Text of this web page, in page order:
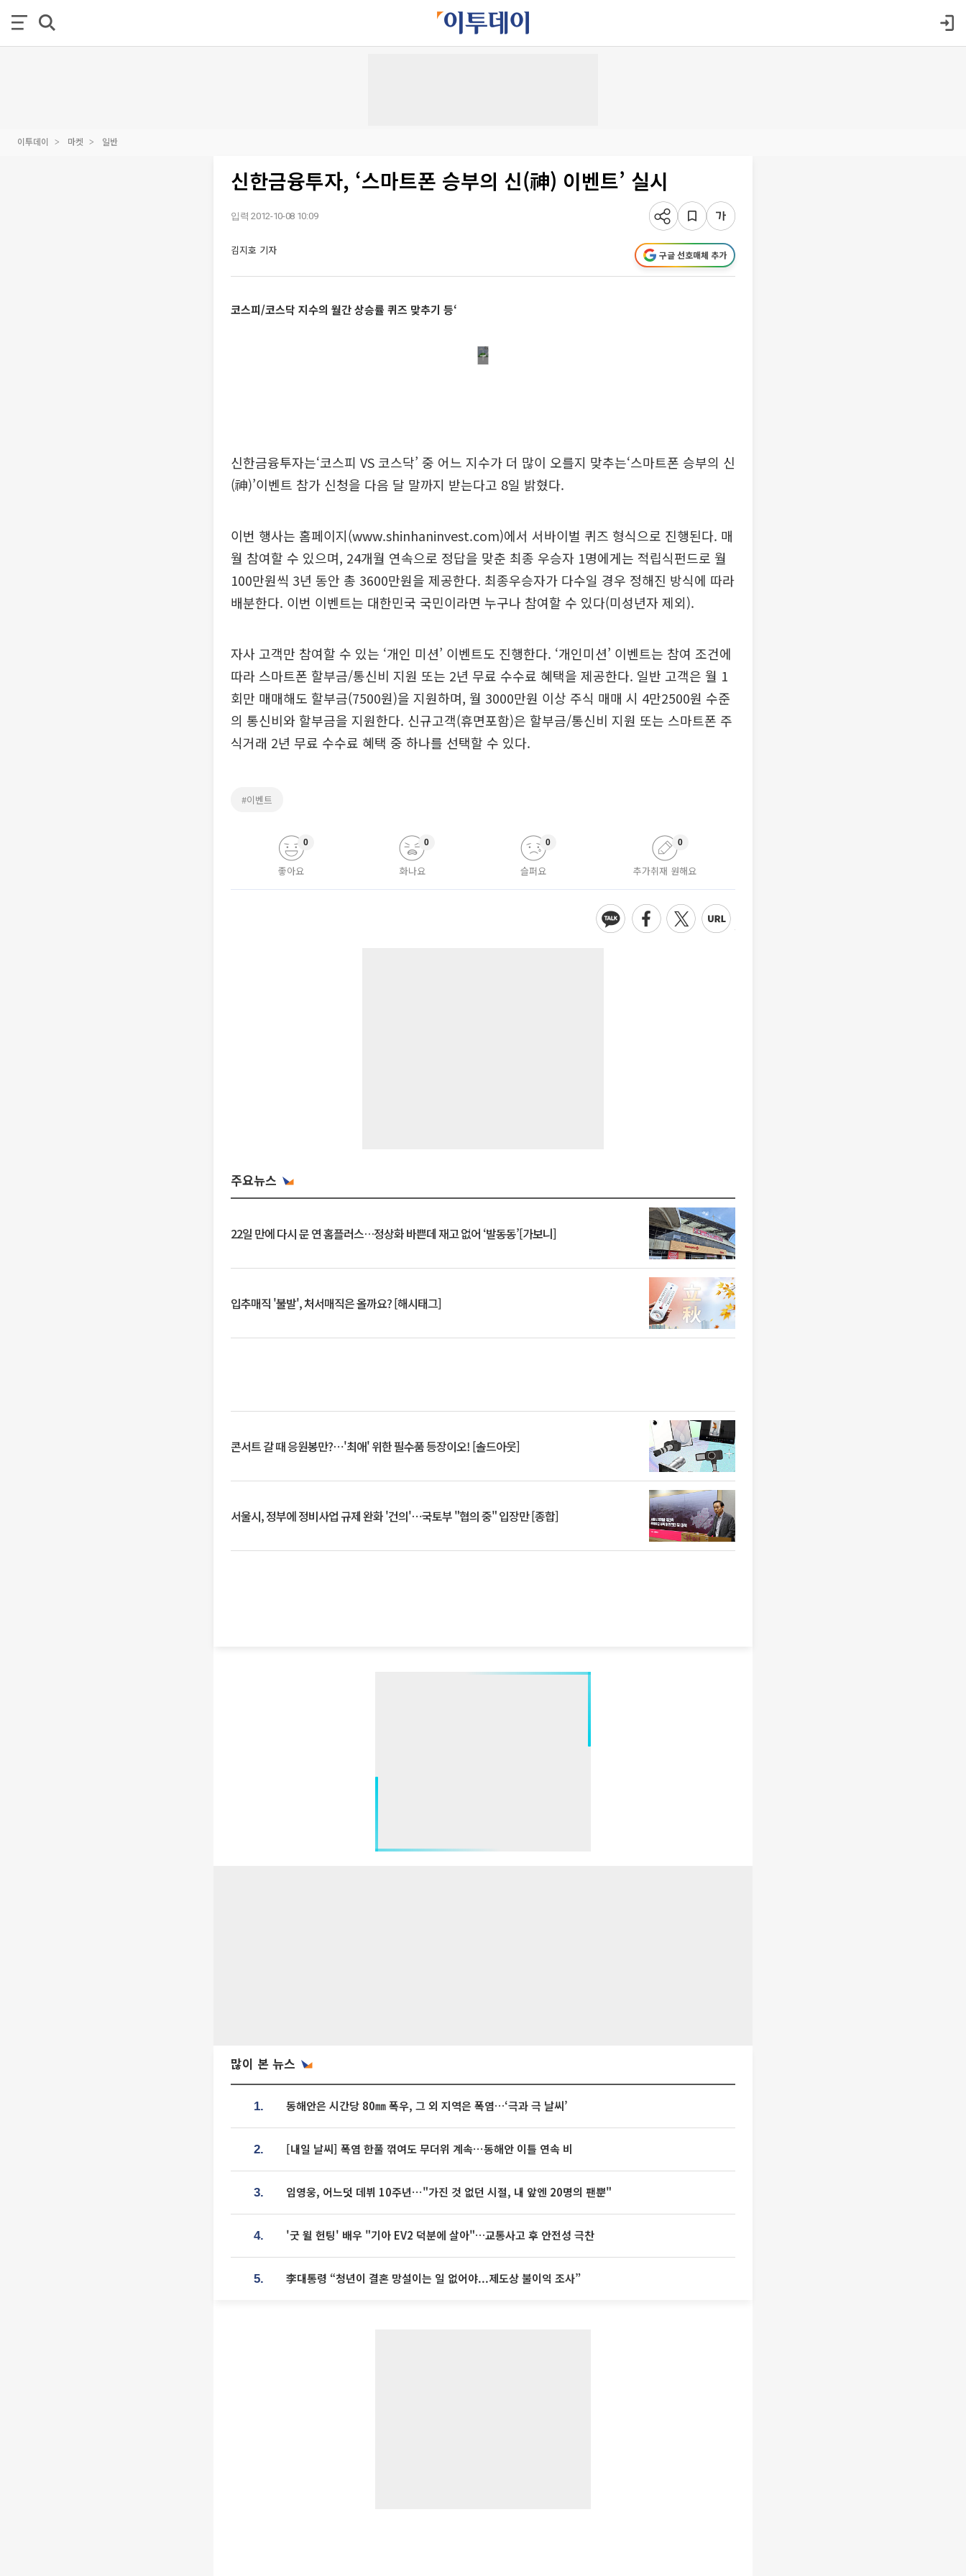
이투데이 마켓 일반
신한금융투자, ‘스마트폰 승부의 신(神) 이벤트’ 실시
입력 2012-10-08 10:09
김지호 기자 구글 선호매체 추가
코스피/코스닥 지수의 월간 상승률 퀴즈 맞추기 등‘
신한금융투자는‘코스피 VS 코스닥’ 중 어느 지수가 더 많이 오를지 맞추는‘스마트폰 승부의 신
(神)’이벤트 참가 신청을 다음 달 말까지 받는다고 8일 밝혔다.
이번 행사는 홈페이지(www.shinhaninvest.com)에서 서바이벌 퀴즈 형식으로 진행된다. 매
월 참여할 수 있으며, 24개월 연속으로 정답을 맞춘 최종 우승자 1명에게는 적립식펀드로 월
100만원씩 3년 동안 총 3600만원을 제공한다. 최종우승자가 다수일 경우 정해진 방식에 따라
배분한다. 이번 이벤트는 대한민국 국민이라면 누구나 참여할 수 있다(미성년자 제외).
자사 고객만 참여할 수 있는 ‘개인 미션’ 이벤트도 진행한다. ‘개인미션’ 이벤트는 참여 조건에
따라 스마트폰 할부금/통신비 지원 또는 2년 무료 수수료 혜택을 제공한다. 일반 고객은 월 1
회만 매매해도 할부금(7500원)을 지원하며, 월 3000만원 이상 주식 매매 시 4만2500원 수준
의 통신비와 할부금을 지원한다. 신규고객(휴면포함)은 할부금/통신비 지원 또는 스마트폰 주
식거래 2년 무료 수수료 혜택 중 하나를 선택할 수 있다.
#이벤트
좋아요
0
화나요
0
슬퍼요
0
추가취재 원해요
0
주요뉴스
22일 만에 다시 문 연 홈플러스…정상화 바쁜데 재고 없어 ‘발동동’[가보니]
입추매직 '불발', 처서매직은 올까요? [해시태그]
콘서트 갈 때 응원봉만?⋯'최애' 위한 필수품 등장이오! [솔드아웃]
서울시, 정부에 정비사업 규제 완화 '건의'⋯국토부 "협의 중" 입장만 [종합]
많이 본 뉴스
1. 동해안은 시간당 80㎜ 폭우, 그 외 지역은 폭염…‘극과 극 날씨’
2. [내일 날씨] 폭염 한풀 꺾여도 무더위 계속⋯동해안 이틀 연속 비
3. 임영웅, 어느덧 데뷔 10주년⋯"가진 것 없던 시절, 내 앞엔 20명의 팬뿐"
4. '굿 윌 헌팅' 배우 "기아 EV2 덕분에 살아"…교통사고 후 안전성 극찬
5. 李대통령 “청년이 결혼 망설이는 일 없어야...제도상 불이익 조사”